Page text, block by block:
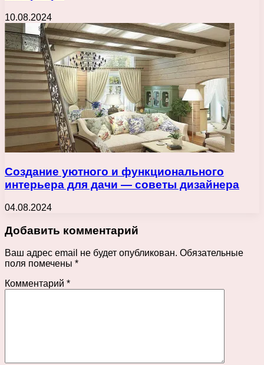
10.08.2024
Создание уютного и функционального
интерьера для дачи — советы дизайнера
04.08.2024
Добавить комментарий
Ваш адрес email не будет опубликован. Обязательные
поля помечены *
Комментарий *